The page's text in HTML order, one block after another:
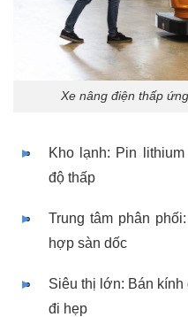
Xe nâng điện thấp
Kho lạnh: Pin
độ thấp
Trung tâm phân
hợp sàn dốc
Siêu thị lớn: Bán kính
đi hẹp